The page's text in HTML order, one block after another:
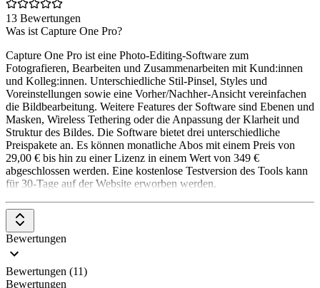
13 Bewertungen
Was ist Capture One Pro?
Capture One Pro ist eine Photo-Editing-Software zum
Fotografieren, Bearbeiten und Zusammenarbeiten mit Kund:innen
und Kolleg:innen. Unterschiedliche Stil-Pinsel, Styles und
Voreinstellungen sowie eine Vorher/Nachher-Ansicht vereinfachen
die Bildbearbeitung. Weitere Features der Software sind Ebenen und
Masken, Wireless Tethering oder die Anpassung der Klarheit und
Struktur des Bildes. Die Software bietet drei unterschiedliche
Preispakete an. Es können monatliche Abos mit einem Preis von
29,00 € bis hin zu einer Lizenz in einem Wert von 349 €
abgeschlossen werden. Eine kostenlose Testversion des Tools kann
für 30-Tage auf der Website erworben werden.
Bewertungen
Bewertungen (11)
Bewertungen